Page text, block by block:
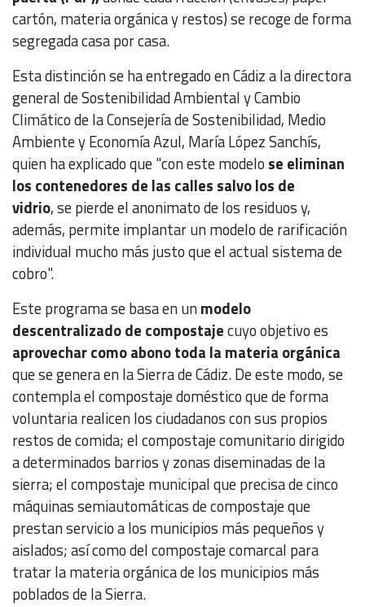
cartón, materia orgánica y restos) se recoge de forma
segregada casa por casa.
Esta distinción se ha entregado en Cádiz a la directora
general de Sostenibilidad Ambiental y Cambio
Climático de la Consejería de Sostenibilidad, Medio
Ambiente y Economía Azul, María López Sanchís,
quien ha explicado que "con este modelo se eliminan
los contenedores de las calles salvo los de
vidrio, se pierde el anonimato de los residuos y,
además, permite implantar un modelo de rarificación
individual mucho más justo que el actual sistema de
cobro".
Este programa se basa en unmodelo
descentralizado de compostajecuyo objetivo es
aprovechar como abono toda la materia orgánica
que se genera en la Sierra de Cádiz. De este modo, se
contempla el compostaje doméstico que de forma
voluntaria realicen los ciudadanos con sus propios
restos de comida; el compostaje comunitario dirigido
a determinados barrios y zonas diseminadas de la
sierra; el compostaje municipal que precisa de cinco
máquinas semiautomáticas de compostaje que
prestan servicio a los municipios más pequeños y
aislados; así como del compostaje comarcal para
tratar la materia orgánica de los municipios más
poblados de la Sierra.